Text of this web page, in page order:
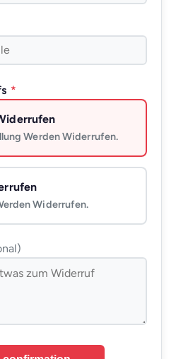
*
Werden Widerrufen.
Widerrufen.